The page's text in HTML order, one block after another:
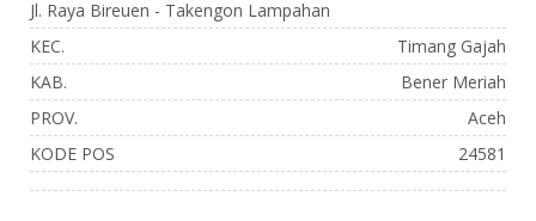
Jl. Raya Bireuen - Takengon Lampahan
KEC.
Timang Gajah
KAB.
Bener Meriah
PROV.
Aceh
KODE POS
24581